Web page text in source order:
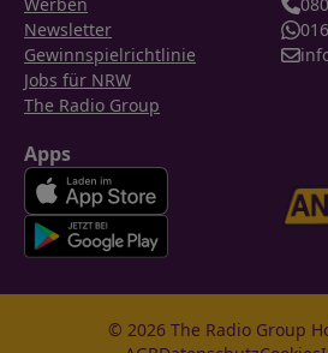
Newsletter
Gewinnspielrichtlinie
Jobs für NRW
The Radio Group
Apps
© 2026 The Radio Group